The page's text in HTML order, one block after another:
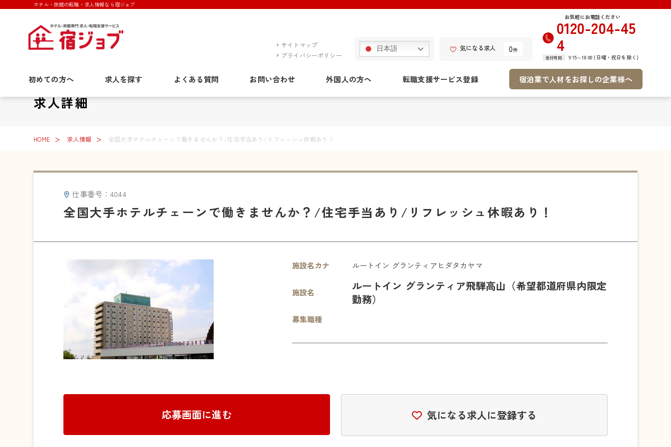
ホテル・旅館の転職・求人情報なら宿ジョブ
サイトマップ
プライバシーポリシー
日本語 気になる求人 0件
お気軽にお電話ください
0120-204-45
4
受付時間 9:15～18:00 (日曜・祝日を除く)
初めての方へ 求人を探す よくある質問 お問い合わせ 外国人の方へ 転職支援サービス登録 宿泊業で人材をお探しの企業様へ
求人詳細
HOME 求人情報 全国大手ホテルチェーンで働きませんか？/住宅手当あり/リフレッシュ休暇あり！
仕事番号：4044
全国大手ホテルチェーンで働きませんか？/住宅手当あり/リフレッシュ休暇あり！
施設名カナ ルートイン グランティアヒダタカヤマ
施設名
ルートイン グランティア飛騨高山（希望都道府県内限定
勤務）
募集職種
応募画面に進む 気になる求人に登録する